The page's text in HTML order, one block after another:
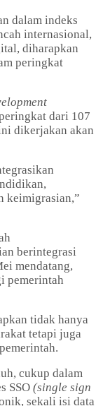
dalam indeks
internasional,
diharapkan
peringkat
dari 107
dikerjakan akan
keimigrasian,”
berintegrasi
mendatang,
pemerintah
tidak hanya
tetapi juga
cukup dalam
SSO (single sign
sekali isi data